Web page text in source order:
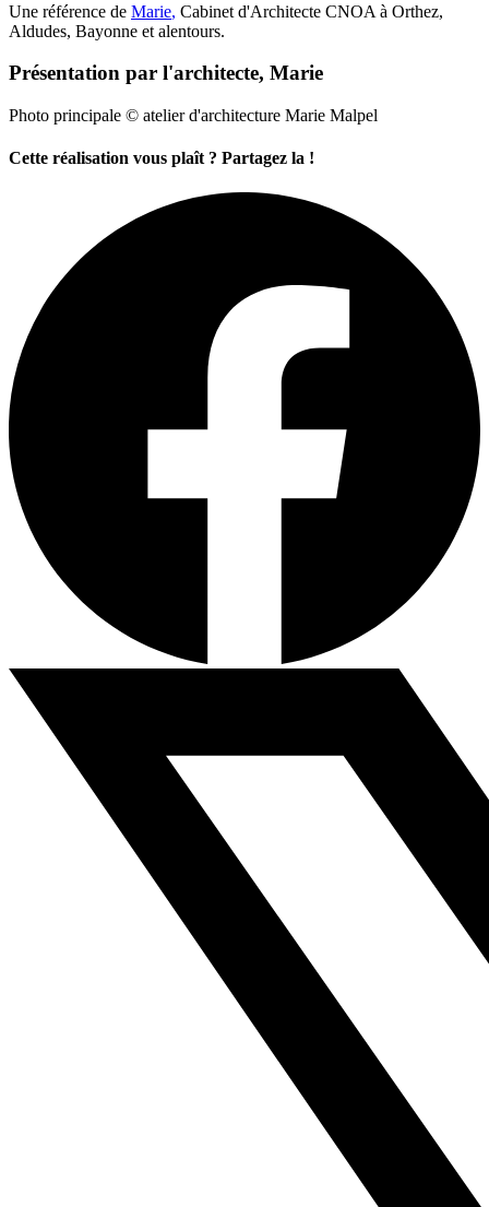
Une référence de Marie, Cabinet d'Architecte CNOA à Orthez,
Aldudes, Bayonne et alentours.
Présentation par l'architecte, Marie
Photo principale © atelier d'architecture Marie Malpel
Cette réalisation vous plaît ? Partagez la !